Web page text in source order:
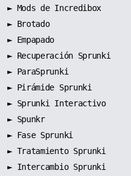
► Mods de Incredibox
► Brotado
► Empapado
► Recuperación Sprunki
► ParaSprunki
► Pirámide Sprunki
► Sprunki Interactivo
► Spunkr
► Fase Sprunki
► Tratamiento Sprunki
► Intercambio Sprunki